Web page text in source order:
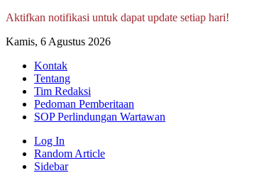
Aktifkan notifikasi untuk dapat update setiap hari!
Kamis, 6 Agustus 2026
Kontak
Tentang
Tim Redaksi
Pedoman Pemberitaan
SOP Perlindungan Wartawan
Log In
Random Article
Sidebar